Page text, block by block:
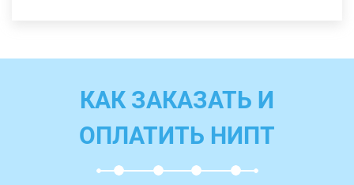
КАК ЗАКАЗАТЬ И
ОПЛАТИТЬ НИПТ